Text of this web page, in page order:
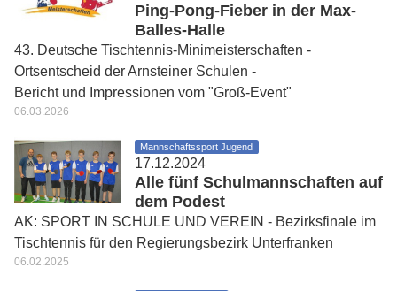
Ping-Pong-Fieber in der Max-
Balles-Halle
43. Deutsche Tischtennis-Minimeisterschaften -
Ortsentscheid der Arnsteiner Schulen -
Bericht und Impressionen vom "Groß-Event"
06.03.2026
Mannschaftssport Jugend
17.12.2024
Alle fünf Schulmannschaften auf
dem Podest
AK: SPORT IN SCHULE UND VEREIN - Bezirksfinale im
Tischtennis für den Regierungsbezirk Unterfranken
06.02.2025